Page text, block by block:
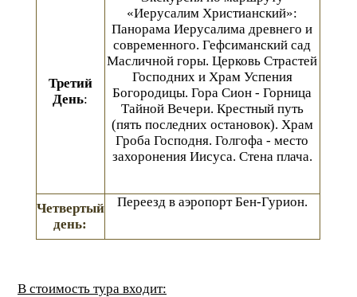
Третий
День:
«Иерусалим Христианский»:
Панорама Иерусалима древнего и
современного. Гефсиманский сад
Масличной горы. Церковь Страстей
Господних и Храм Успения
Богородицы. Гора Сион - Горница
Тайной Вечери. Крестный путь
(пять последних остановок). Храм
Гроба Господня. Голгофа - место
захоронения Иисуса. Стена плача.
Четвертый
день:
Переезд в аэропорт Бен-Гурион.
В стоимость тура входит: